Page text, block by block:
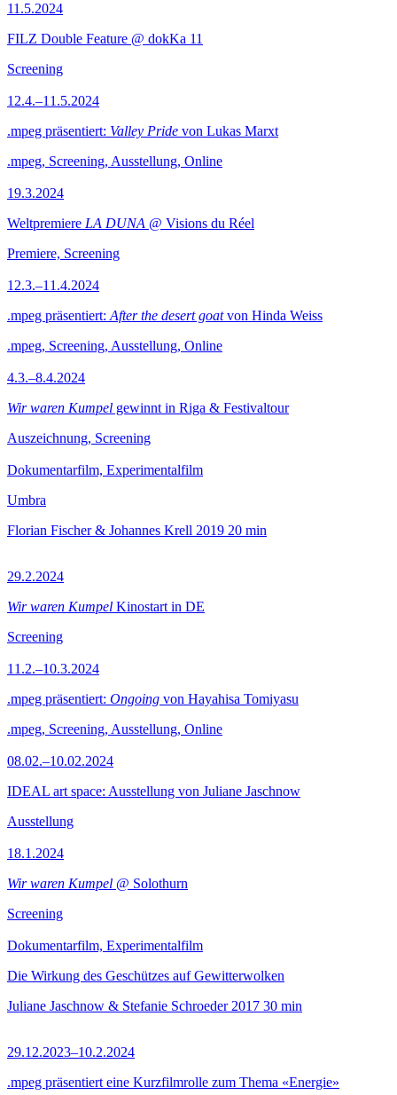
11.5.2024
FILZ Double Feature @ dokKa 11
Screening
12.4.–11.5.2024
.mpeg präsentiert: Valley Pride von Lukas Marxt
.mpeg, Screening, Ausstellung, Online
19.3.2024
Weltpremiere LA DUNA @ Visions du Réel
Premiere, Screening
12.3.–11.4.2024
.mpeg präsentiert: After the desert goatvon Hinda Weiss
.mpeg, Screening, Ausstellung, Online
4.3.–8.4.2024
Wir waren Kumpel gewinnt in Riga & Festivaltour
Auszeichnung, Screening
Dokumentarfilm, Experimentalfilm
Umbra
Florian Fischer & Johannes Krell 2019 20 min
29.2.2024
Wir waren Kumpel Kinostart in DE
Screening
11.2.–10.3.2024
.mpeg präsentiert: Ongoing von Hayahisa Tomiyasu
.mpeg, Screening, Ausstellung, Online
08.02.–10.02.2024
IDEAL art space: Ausstellung von Juliane Jaschnow
Ausstellung
18.1.2024
Wir waren Kumpel @ Solothurn
Screening
Dokumentarfilm, Experimentalfilm
Die Wirkung des Geschützes auf Gewitterwolken
Juliane Jaschnow & Stefanie Schroeder 2017 30 min
29.12.2023–10.2.2024
.mpeg präsentiert eine Kurzfilmrolle zum Thema «Energie»